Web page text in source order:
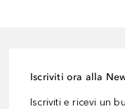
Iscriviti ora alla
Iscriviti e ricevi un